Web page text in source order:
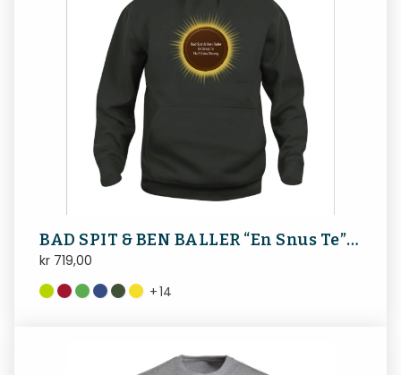
BAD SPIT & BEN BALLER “En Snus Te” HOODIE
kr 719,00
+14